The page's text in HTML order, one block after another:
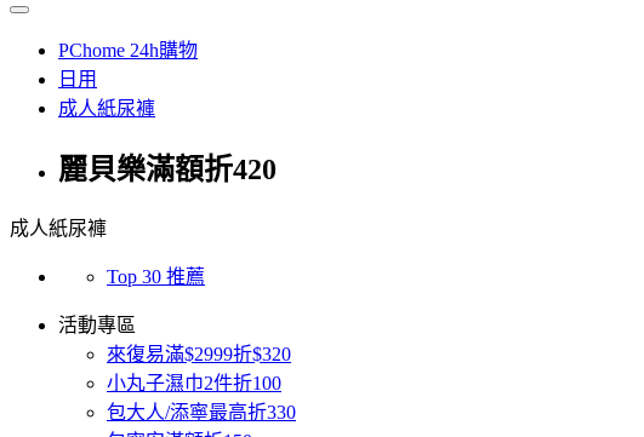
PChome 24h購物
日用
成人紙尿褲
麗貝樂滿額折420
成人紙尿褲
Top 30 推薦
活動專區
來復易滿$2999折$320
小丸子濕巾2件折100
包大人/添寧最高折330